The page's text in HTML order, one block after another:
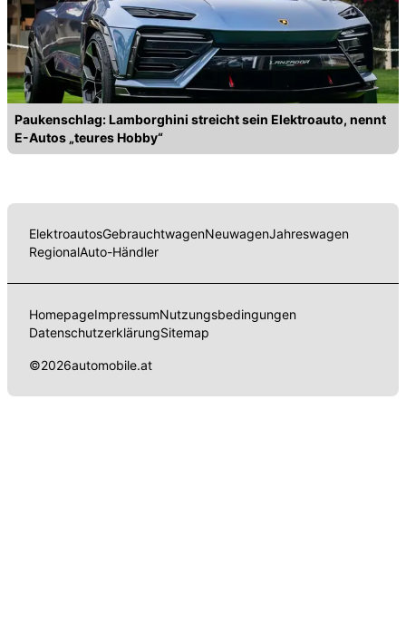
Paukenschlag: Lamborghini streicht sein Elektroauto, nennt
E-Autos „teures Hobby“
ElektroautosGebrauchtwagenNeuwagenJahreswagen
RegionalAuto-Händler
HomepageImpressumNutzungsbedingungen
DatenschutzerklärungSitemap
©2026automobile.at